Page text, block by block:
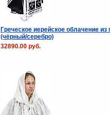
Греческое иерейское облачение из
(чёрный/серебро)
32890.00 руб.